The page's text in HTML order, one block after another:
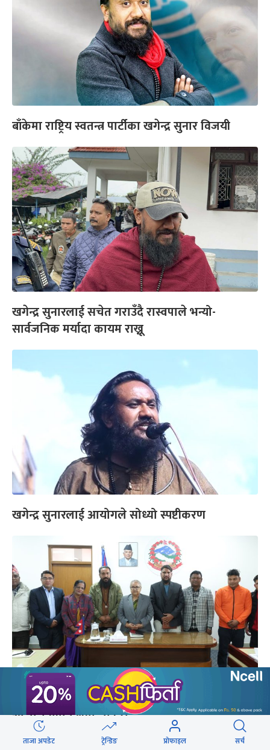
बाँकेमा राष्ट्रिय स्वतन्त्र पार्टीका खगेन्द्र सुनार विजयी
खगेन्द्र सुनारलाई सचेत गराउँदै रास्वपाले भन्यो-
सार्वजनिक मर्यादा कायम राख्नू
खगेन्द्र सुनारलाई आयोगले सोध्यो स्पष्टीकरण
प्रधानमन्त्रीसँग खगेन्द्र सुनारले भने- मेरो कारण खेप्नुपरेको
आलोचनाप्रति क्षमा चाहन्छु
ताजा अपडेट ट्रेन्डिङ प्रोफाइल सर्च